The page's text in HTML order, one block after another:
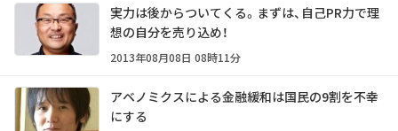
実力は後からついてくる。まずは、自己PR力で理
想の自分を売り込め！
2013年08月08日 08時11分
アベノミクスによる金融緩和は国民の9割を不幸
にする